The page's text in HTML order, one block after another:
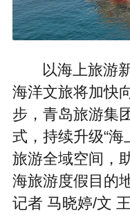
以海上旅游
海洋文旅将加快
步，青岛旅游集
式，持续升级“海
旅游全域空间，
海旅游度假目的
记者 马晓婷/文 王